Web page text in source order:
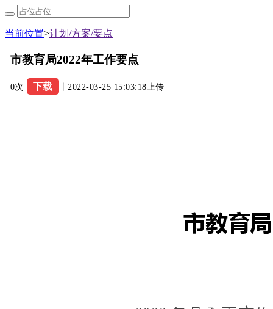
当前位置>计划/方案/要点
市教育局2022年工作要点
0次 下载 丨2022-03-25 15:03:18上传